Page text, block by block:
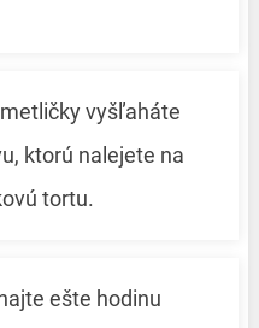
vyšľaháte
ktorú nalejete na
tortu.
ešte hodinu